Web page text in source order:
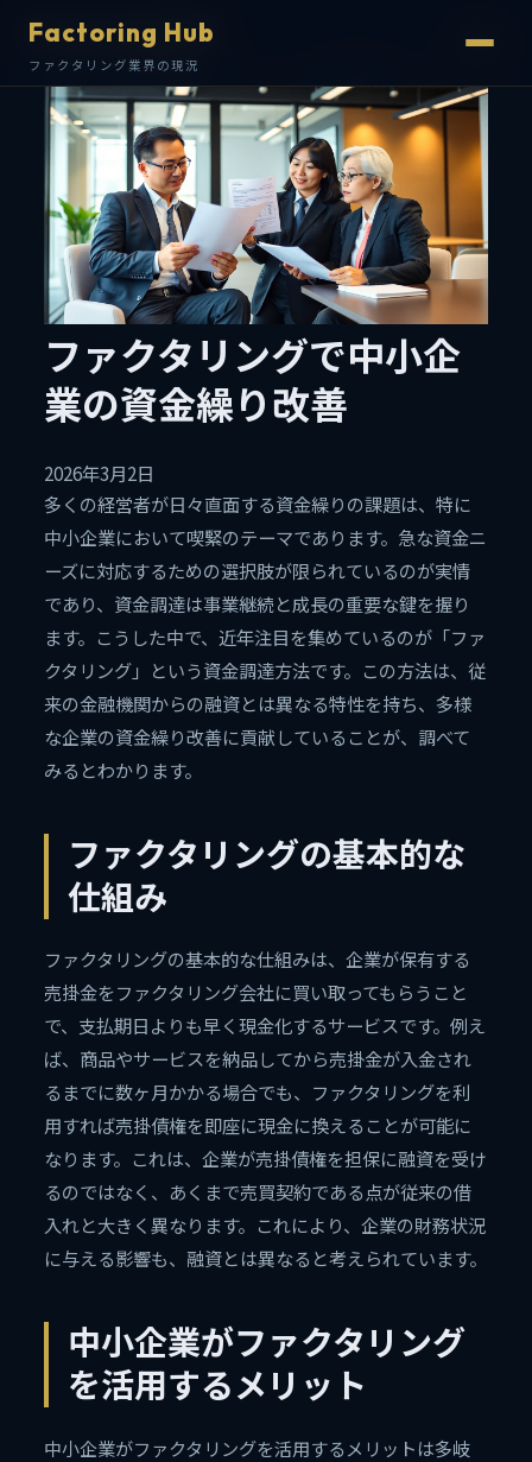
Factoring Hub
ファクタリング業界の現況
Factoring Hub
ファクタリング業界の現況
ファクタリングで中小企
業の資金繰り改善
2026年3月2日
多くの経営者が日々直面する資金繰りの課題は、特に
中小企業において喫緊のテーマであります。急な資金ニ
ーズに対応するための選択肢が限られているのが実情
であり、資金調達は事業継続と成長の重要な鍵を握り
ます。こうした中で、近年注目を集めているのが「ファ
クタリング」という資金調達方法です。この方法は、従
来の金融機関からの融資とは異なる特性を持ち、多様
な企業の資金繰り改善に貢献していることが、調べて
みるとわかります。
ファクタリングの基本的な
仕組み
ファクタリングの基本的な仕組みは、企業が保有する
売掛金をファクタリング会社に買い取ってもらうこと
で、支払期日よりも早く現金化するサービスです。例え
ば、商品やサービスを納品してから売掛金が入金され
るまでに数ヶ月かかる場合でも、ファクタリングを利
用すれば売掛債権を即座に現金に換えることが可能に
なります。これは、企業が売掛債権を担保に融資を受け
るのではなく、あくまで売買契約である点が従来の借
入れと大きく異なります。これにより、企業の財務状況
に与える影響も、融資とは異なると考えられています。
中小企業がファクタリング
を活用するメリット
中小企業がファクタリングを活用するメリットは多岐